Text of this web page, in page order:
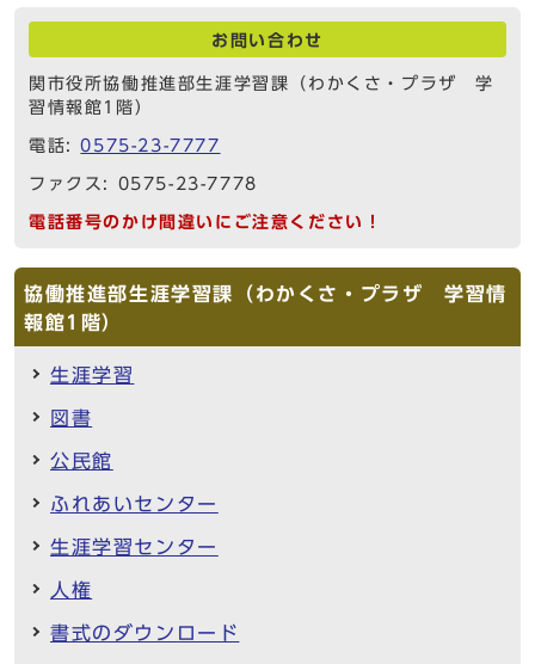
お問い合わせ
関市役所協働推進部生涯学習課（わかくさ・プラザ 学
習情報館1階）
電話:0575-23-7777
ファクス: 0575-23-7778
電話番号のかけ間違いにご注意ください！
協働推進部生涯学習課（わかくさ・プラザ 学習情
報館1階）
生涯学習
図書
公民館
ふれあいセンター
生涯学習センター
人権
書式のダウンロード